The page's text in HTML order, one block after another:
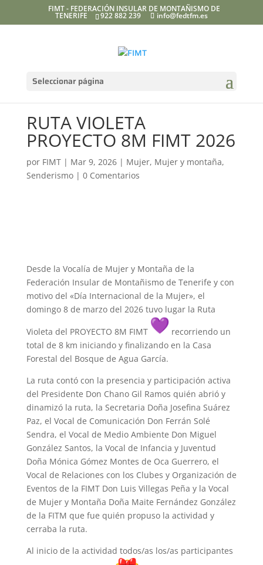
FIMT - FEDERACIÓN INSULAR DE MONTAÑISMO DE
TENERIFE 922 882 239 info@fedtfm.es
Seleccionar página
RUTA VIOLETA
PROYECTO 8M FIMT 2026
por FIMT| Mar 9, 2026| Mujer, Mujer y montaña,
Senderismo| 0 Comentarios
Desde la Vocalía de Mujer y Montaña de la
Federación Insular de Montañismo de Tenerife y con
motivo del «Día Internacional de la Mujer», el
domingo 8 de marzo del 2026 tuvo lugar la Ruta
Violeta del PROYECTO 8M FIMT
recorriendo un
total de 8 km iniciando y finalizando en la Casa
Forestal del Bosque de Agua García.
La ruta contó con la presencia y participación activa
del Presidente Don Chano Gil Ramos quién abrió y
dinamizó la ruta, la Secretaria Doña Josefina Suárez
Paz, el Vocal de Comunicación Don Ferrán Solé
Sendra, el Vocal de Medio Ambiente Don Miguel
González Santos, la Vocal de Infancia y Juventud
Doña Mónica Gómez Montes de Oca Guerrero, el
Vocal de Relaciones con los Clubes y Organización de
Eventos de la FIMT Don Luis Villegas Peña y la Vocal
de Mujer y Montaña Doña Maite Fernández González
de la FITM que fue quién propuso la actividad y
cerraba la ruta.
Al inicio de la actividad todos/as los/as participantes